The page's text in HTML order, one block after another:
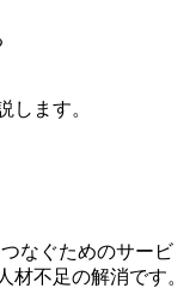
します。
なぐためのサービ
材不足の解消です。